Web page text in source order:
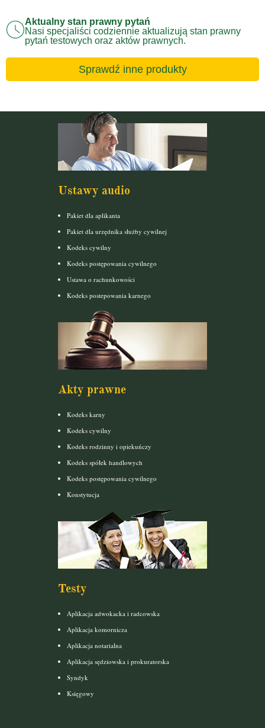
Aktualny stan prawny pytań
Nasi specjaliści codziennie aktualizują stan prawny
pytań testowych oraz aktów prawnych.
Sprawdź inne produkty
Ustawy audio
Pakiet dla aplikanta
Pakiet dla urzędnika służby cywilnej
Kodeks cywilny
Kodeks postępowania cywilnego
Ustawa o rachunkowości
Kodeks postepowania karnego
Akty prawne
Kodeks karny
Kodeks cywilny
Kodeks rodzinny i opiekuńczy
Kodeks spółek handlowych
Kodeks postępowania cywilnego
Konstytucja
Testy
Aplikacja adwokacka i radcowska
Aplikacja komornicza
Aplikacja notarialna
Aplikacja sędziowska i prokuratorska
Syndyk
Księgowy